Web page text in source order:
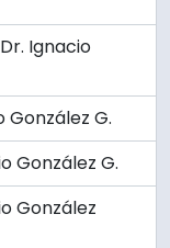
Ignacio
González G.
González G.
González